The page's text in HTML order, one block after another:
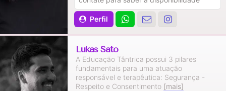
Perfil
Lukas Sato
A Educação Tântrica possui 3 pilares
fundamentais para uma atuação
responsável e terapêutica: Segurança -
Respeito e Consentimento [mais]